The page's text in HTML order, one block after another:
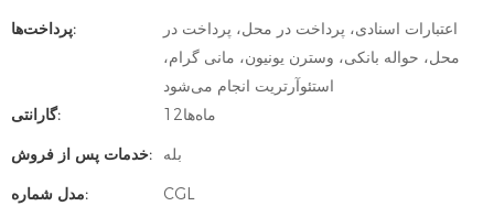
پرداخت‌ها:
اعتبارات اسنادی، پرداخت در محل، پرداخت در
محل، حواله بانکی، وسترن یونیون، مانی گرام،
استئوآرتریت انجام می‌شود
گارانتی:
ماه‌ها12
خدمات پس از فروش:
بله
مدل شماره:
CGL